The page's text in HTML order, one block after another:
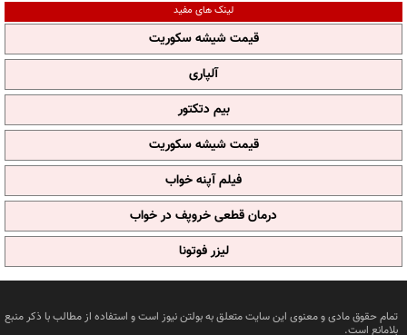
لینک های مفید
قیمت شیشه سکوریت
آلپاری
بیم دتکتور
قیمت شیشه سکوریت
فیلم آپنه خواب
درمان قطعی خروپف در خواب
لیزر فوتونا
تمام حقوق مادی و معنوی این سایت متعلق به بولتن نیوز است و استفاده از مطالب با ذکر منبع
بلامانع است.